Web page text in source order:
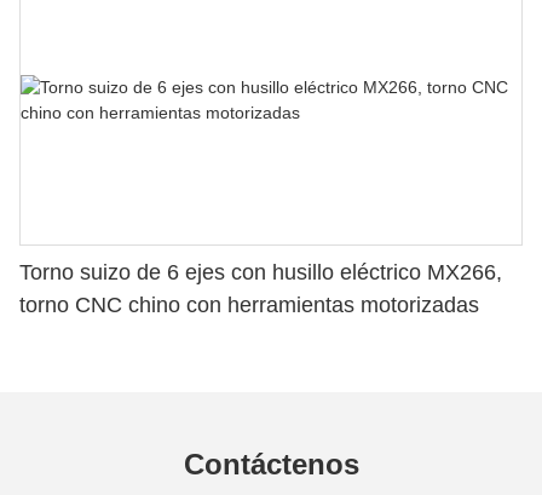
Torno suizo de 6 ejes con husillo eléctrico MX266,
torno CNC chino con herramientas motorizadas
Contáctenos